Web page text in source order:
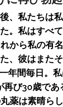
、私たちは
。私はすべ
から私の有
、彼はまたそ
年間毎日。
再び30歳であ
薬は素晴ら